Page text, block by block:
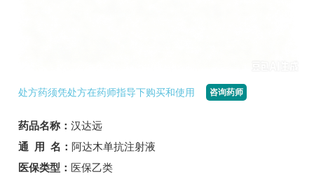
处方药须凭处方在药师指导下购买和使用 咨询药师
药品名称： 汉达远
通 用 名： 阿达木单抗注射液
医保类型： 医保乙类